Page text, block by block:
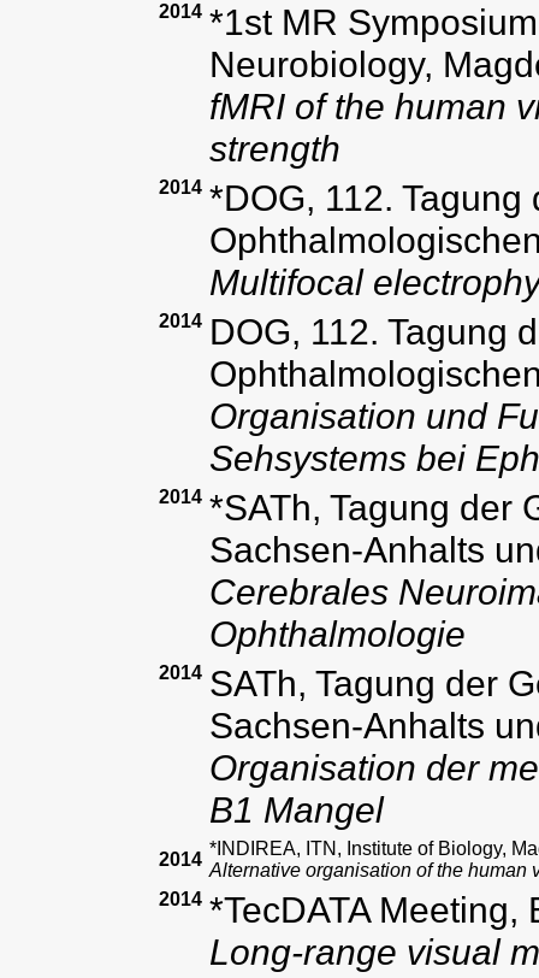
2014 *1st MR
Neurobiology,
fMRI of the human
strength
2014 *DOG, 112. Tagung
Multifocal
2014 DOG, 112. Tagung
Organisation und
Sehsystems bei
2014 *SATh, Tagung der
Sachsen-Anhalts
Cerebrales
Ophthalmologie
2014 SATh, Tagung der
Sachsen-Anhalts
Organisation der
B1 Mangel
2014
*INDIREA, ITN, Institute of Biology,
Alternative organisation of the human
2014 *TecDATA Meeting,
Long-range visual